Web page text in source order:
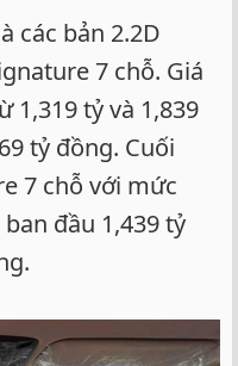
các bản 2.2D
7 chỗ. Giá
1,319 tỷ và 1,839
tỷ đồng. Cuối
7 chỗ với mức
đầu 1,439 tỷ